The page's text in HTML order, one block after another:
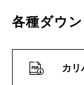
各種ダウ
カリ